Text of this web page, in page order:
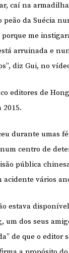
caí na
da Suécia
me
arruinada e
diz Gui, no
editores de
2015.
durante umas
centro de
pública
vários
estava
um dos seus
de que o editor